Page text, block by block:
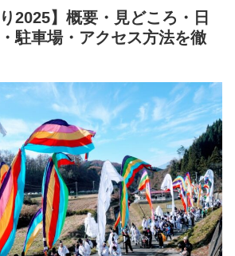
2025】概要・見どころ・日
駐車場・アクセス方法を徹